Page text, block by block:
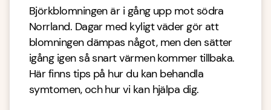
Björkblomningen är i gång upp mot södra
Norrland. Dagar med kyligt väder gör att
blomningen dämpas något, men den sätter
igång igen så snart värmen kommer tillbaka.
Här finns tips på hur du kan behandla
symtomen, och hur vi kan hjälpa dig.